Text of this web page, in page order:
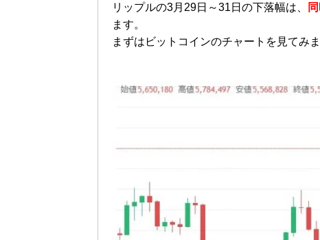
リップルの3月29日～31日の下落幅は、
ます。
まずはビットコインのチャートを見てみま